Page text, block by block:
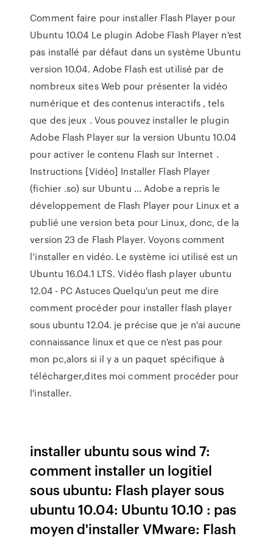
Comment faire pour installer Flash Player pour
Ubuntu 10.04 Le plugin Adobe Flash Player n'est
pas installé par défaut dans un système Ubuntu
version 10.04. Adobe Flash est utilisé par de
nombreux sites Web pour présenter la vidéo
numérique et des contenus interactifs , tels
que des jeux . Vous pouvez installer le plugin
Adobe Flash Player sur la version Ubuntu 10.04
pour activer le contenu Flash sur Internet .
Instructions [Vidéo] Installer Flash Player
(fichier .so) sur Ubuntu ... Adobe a repris le
développement de Flash Player pour Linux et a
publié une version beta pour Linux, donc, de la
version 23 de Flash Player. Voyons comment
l’installer en vidéo. Le système ici utilisé est un
Ubuntu 16.04.1 LTS. Vidéo flash player ubuntu
12.04 - PC Astuces Quelqu'un peut me dire
comment procéder pour installer flash player
sous ubuntu 12.04. je précise que je n'ai aucune
connaissance linux et que ce n'est pas pour
mon pc,alors si il y a un paquet spécifique à
télécharger,dites moi comment procéder pour
l'installer.
installer ubuntu sous wind 7:
comment installer un logitiel
sous ubuntu: Flash player sous
ubuntu 10.04: Ubuntu 10.10 : pas
moyen d'installer VMware: Flash